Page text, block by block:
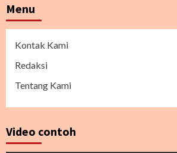
Menu
Kontak Kami
Redaksi
Tentang Kami
Video contoh